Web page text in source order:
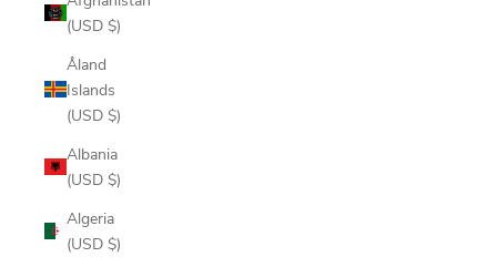
(USD $)
Åland
Islands
(USD $)
Albania
(USD $)
Algeria
(USD $)